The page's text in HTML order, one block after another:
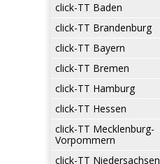
click-TT Baden
click-TT Brandenburg
click-TT Bayern
click-TT Bremen
click-TT Hamburg
click-TT Hessen
click-TT Mecklenburg-
Vorpommern
click-TT Niedersachsen